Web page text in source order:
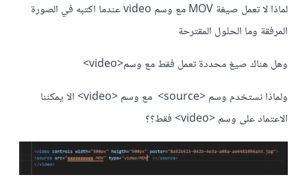
لماذا لا تعمل صيغة MOV مع وسم video عندما اكتبه في الصورة
المرفقة وما الحلول المقترحة
وهل هناك صيغ محددة تعمل فقط مع وسم<video>
ولماذا نستخدم وسم <source> مع وسم <video> الا يمكننا
الاعتماد على وسم <video> فقط؟؟